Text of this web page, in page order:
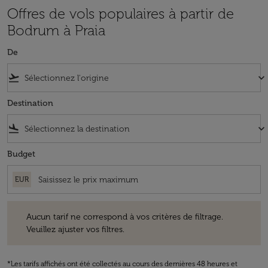
Offres de vols populaires à partir de
Bodrum à Praia
De
flight_takeoff keyboard_arrow_down
Destination
flight_land keyboard_arrow_down
Budget
EUR
Aucun tarif ne correspond à vos critères de filtrage.
Veuillez ajuster vos filtres.
*Les tarifs affichés ont été collectés au cours des dernières 48 heures et